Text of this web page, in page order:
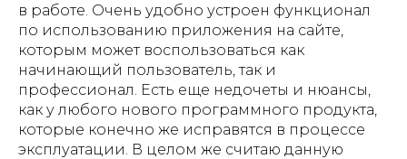
в работе. Очень удобно устроен функционал
по использованию приложения на сайте,
которым может воспользоваться как
начинающий пользователь, так и
профессионал. Есть еще недочеты и нюансы,
как у любого нового программного продукта,
которые конечно же исправятся в процессе
эксплуатации. В целом же считаю данную